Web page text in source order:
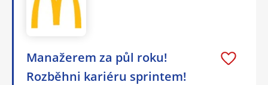
Manažerem za půl roku!
Rozběhni kariéru sprintem!